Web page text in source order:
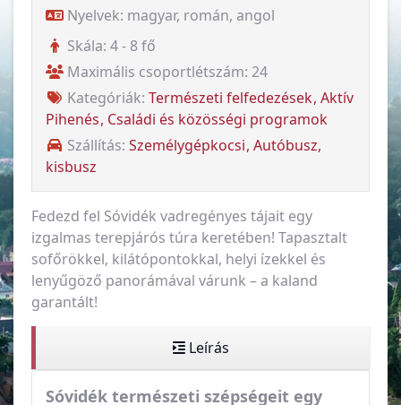
Nyelvek: magyar, román, angol
Skála: 4 - 8 fő
Maximális csoportlétszám: 24
Kategóriák: Természeti felfedezések Aktív
Pihenés Családi és közösségi programok
Szállítás: Személygépkocsi Autóbusz,
kisbusz
Fedezd fel Sóvidék vadregényes tájait egy
izgalmas terepjárós túra keretében! Tapasztalt
sofőrökkel, kilátópontokkal, helyi ízekkel és
lenyűgöző panorámával várunk – a kaland
garantált!
Leírás
Sóvidék természeti szépségeit egy